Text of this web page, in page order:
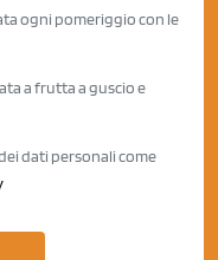
ogni pomeriggio con le
a frutta a guscio e
dati personali come